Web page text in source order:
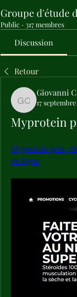
Groupe d'étude
Public · 317 membres
Discussion
Retour
Giovanni
Giovanni
17
Myprotein
Myprotein prix,
en ligne